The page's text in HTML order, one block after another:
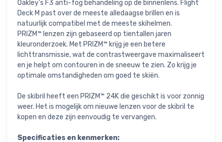
Oakley's F3 anti-fog behandeling op de binnenlens. Flight
Deck M past over de meeste alledaagse brillen en is
natuurlijk compatibel met de meeste skihelmen.
PRIZM™ lenzen zijn gebaseerd op tientallen jaren
kleuronderzoek. Met PRIZM™ krijg je een betere
lichttransmissie, wat de contrastweergave maximaliseert
en je helpt om contouren in de sneeuw te zien. Zo krijg je
optimale omstandigheden om goed te skiën.
De skibril heeft een PRIZM™ 24K die geschikt is voor zonnig
weer. Het is mogelijk om nieuwe lenzen voor de skibril te
kopen en deze zijn eenvoudig te vervangen.
Specificaties en kenmerken: